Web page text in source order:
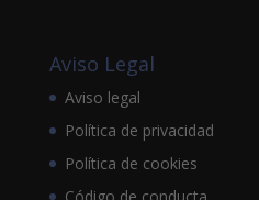
Aviso Legal
Aviso legal
Política de privacidad
Política de cookies